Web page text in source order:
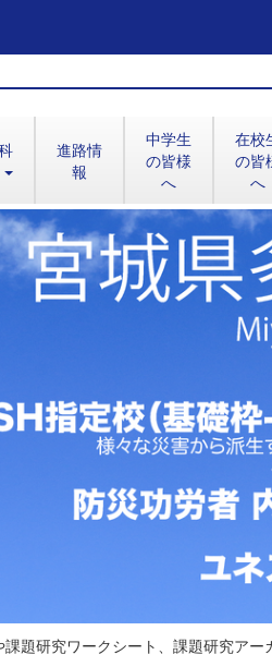
進路情
報
中学生
の皆様
へ
在校
の皆
へ
題研究ワークシート、課題研究アー